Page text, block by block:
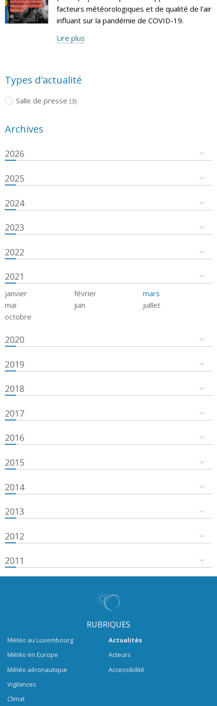
facteurs météorologiques et de qualité de l’air
influant sur la pandémie de COVID-19.
Lire plus
Types d'actualité
Salle de presse (3)
Archives
2026
2025
2024
2023
2022
2021
janvier février
mars
mai
juin
juillet
octobre
2020
2019
2018
2017
2016
2015
2014
2013
2012
2011
RUBRIQUES
Météo au Luxembourg
Météo en Europe
Météo aéronautique
Vigilances
Climat
Actualités
Acteurs
Accessibilité